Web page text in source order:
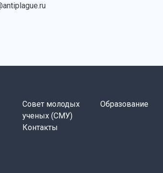
Совет молодых
ученых (СМУ)
Образование
Контакты